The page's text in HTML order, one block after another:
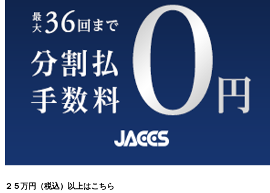
２５万円（税込）以上はこちら